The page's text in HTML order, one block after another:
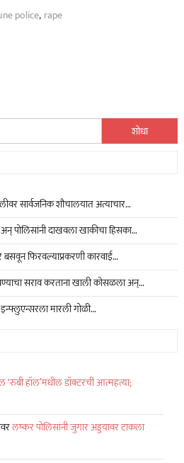
police, rape
शोध
सार्वजनिक शौचालयात अत्याचार…
पोलिसांनी दाखवला खाकीचा हिसका…
बसवून फिरवल्याप्रकरणी कारवाई…
सराव करताना खाली कोसळला अन्…
मारली गोळी…
‘रुबी हॉल’मधील डॉक्टरची आत्महत्या;
लष्कर पोलिसांनी जुगार अड्डयावर टाकला